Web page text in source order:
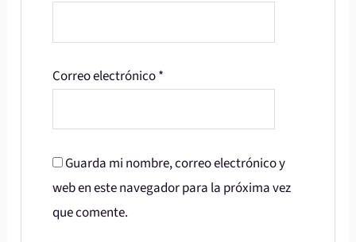
Correo electrónico*
Guarda mi nombre, correo electrónico y
web en este navegador para la próxima vez
que comente.